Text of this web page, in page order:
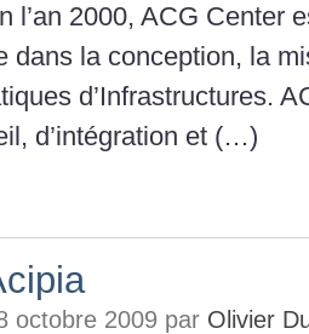
l’an 2000, ACG Center
dans la conception, la
d’Infrastructures.
d’intégration et (…)
octobre 2009 par Olivier